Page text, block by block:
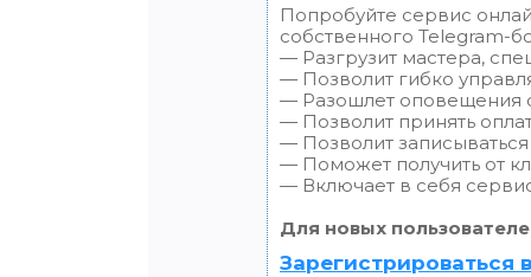
Попробуйте сервис
собственного Telegram-
— Разгрузит мастера,
— Позволит гибко
— Разошлет оповещения
— Позволит принять
— Позволит
— Поможет получить от
— Включает в себя
Для новых
Зарегистрироваться